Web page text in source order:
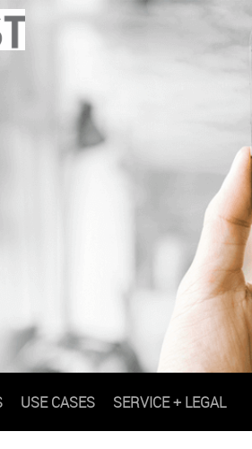
USE CASES SERVICE + LEGAL